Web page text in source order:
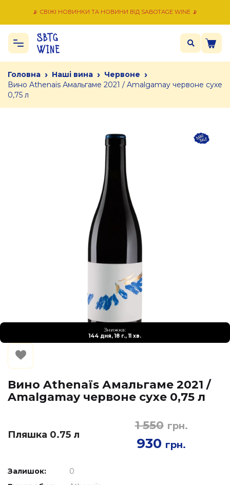
📡 СВІЖІ НОВИНКИ ТА НОВИНИ ВІД SABOTAGE WINE 📡
Головна › Наші вина › Червоне ›
Вино Athenaïs Амальгаме 2021 / Amalgamay червоне сухе
0,75 л
Знижка:
144 дня, 18 г., 11 хв.
Вино Athenaïs Амальгаме 2021 /
Amalgamay червоне сухе 0,75 л
Пляшка 0.75 л
1 550 грн.
930 грн.
Залишок:
0